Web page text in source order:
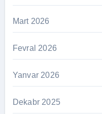
Mart 2026
Fevral 2026
Yanvar 2026
Dekabr 2025